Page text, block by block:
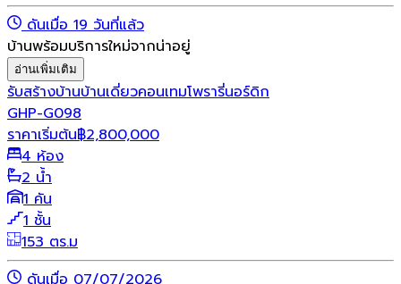
ดันเมื่อ 19 วันที่แล้ว
บ้านพร้อมบริการใหม่จากน่าอยู่
อ่านเพิ่มเติม
รับสร้างบ้านบ้านเดี่ยวคอนเทมโพรารี่นอร์ดิก
GHP-G098
ราคาเริ่มต้น฿2,800,000
4 ห้อง
2 น้ำ
1 คัน
1 ชั้น
153 ตร.ม